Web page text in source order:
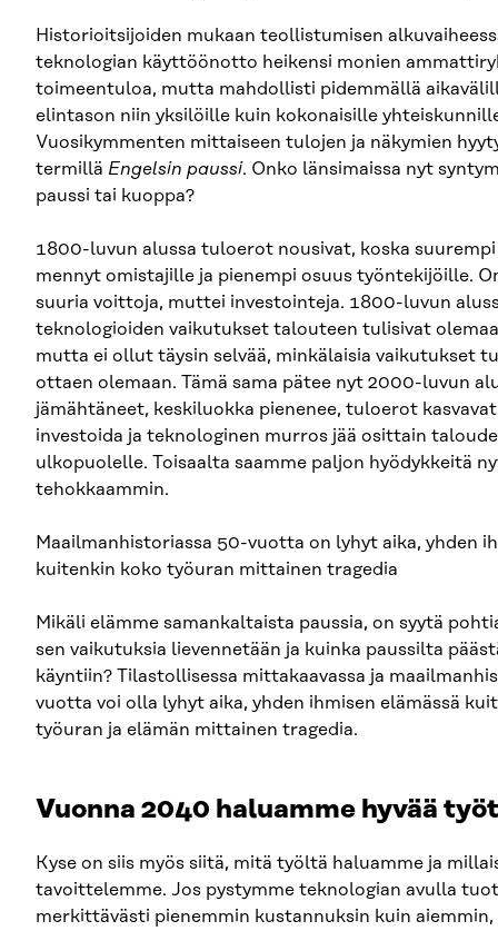
Historioitsijoiden mukaan teollistumisen
teknologian käyttöönotto heikensi monien
toimeentuloa, mutta mahdollisti pidemmällä
elintason niin yksilöille kuin kokonaisille
Vuosikymmenten mittaiseen tulojen ja näkymien
termillä Engelsin paussi. Onko länsimaissa nyt
paussi tai kuoppa?
1800-luvun alussa tuloerot nousivat, koska
mennyt omistajille ja pienempi osuus työntekijöille.
suuria voittoja, muttei investointeja. 1800-luvun
teknologioiden vaikutukset talouteen tulisivat
mutta ei ollut täysin selvää, minkälaisia vaikutukset
ottaen olemaan. Tämä sama pätee nyt 2000-luvun
jämähtäneet, keskiluokka pienenee, tuloerot
investoida ja teknologinen murros jää osittain
ulkopuolelle. Toisaalta saamme paljon hyödykkeitä
tehokkaammin.
Maailmanhistoriassa 50-vuotta on lyhyt aika, yhden
kuitenkin koko työuran mittainen tragedia
Mikäli elämme samankaltaista paussia, on syytä
sen vaikutuksia lievennetään ja kuinka paussilta
käyntiin? Tilastollisessa mittakaavassa ja
vuotta voi olla lyhyt aika, yhden ihmisen elämässä
työuran ja elämän mittainen tragedia.
Vuonna 2040 haluamme hyvää
Kyse on siis myös siitä, mitä työltä haluamme ja
tavoittelemme. Jos pystymme teknologian avulla
merkittävästi pienemmin kustannuksin kuin aiemmin,